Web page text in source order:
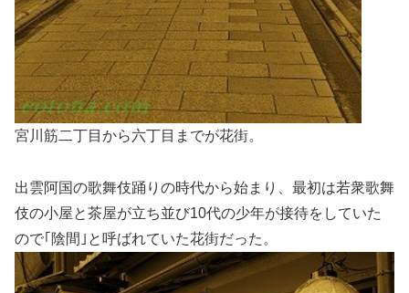
宮川筋二丁目から六丁目までが花街。
出雲阿国の歌舞伎踊りの時代から始まり、最初は若衆歌舞
伎の小屋と茶屋が立ち並び10代の少年が接待をしていた
ので｢陰間｣と呼ばれていた花街だった。